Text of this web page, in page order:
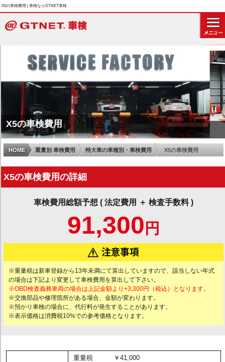
X5の車検費用 | 車検ならGTNET車検
X5の車検費用
HOME 重量別 車検費用 特大車の車種別・車検費用 X5の車検費用
X5の車検費用の詳細
車検費用総額予想 ( 法定費用 ＋ 検査手数料 )
91,300 円
※重量税は新車登録から13年未満にて算出していますので、該当しない年式
の場合は下記より変更して車検費用を算出して下さい。
※OBD検査義務車両の場合は上記金額より+3,300円（税込）となります。
※交換部品や修理箇所がある場合、金額が変わります。
※預かり車検の場合に、代行料が発生することがあります。
※表示価格は消費税10%での参考価格となります。
重量税
￥41,000